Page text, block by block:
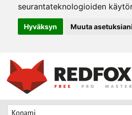
seurantateknologioiden
Hyväksyn Muuta asetuksiani